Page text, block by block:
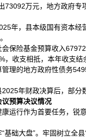
73092万元，地方政府
年，县本级国有资本
会保险基金预算收入
收支相抵，本年收支
管理的地方政府性债务
年财政决算后，部分
预算决议情况
运行作为首要任务，锐
基础大盘”。牢固树立